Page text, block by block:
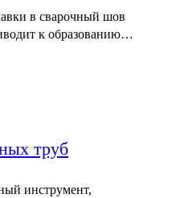
в сварочный шов
к образованию…
труб
инструмент,